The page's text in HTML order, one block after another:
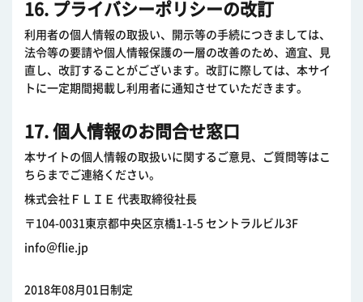
16. プライバシーポリシーの改訂
利用者の個人情報の取扱い、開示等の手続につきましては、
法令等の要請や個人情報保護の一層の改善のため、適宜、見
直し、改訂することがございます。改訂に際しては、本サイ
トに一定期間掲載し利用者に通知させていただきます。
17. 個人情報のお問合せ窓口
本サイトの個人情報の取扱いに関するご意見、ご質問等はこ
ちらまでご連絡ください。
株式会社ＦＬＩＥ 代表取締役社長
〒104-0031東京都中央区京橋1-1-5 セントラルビル3F
info＠flie.jp
2018年08月01日制定